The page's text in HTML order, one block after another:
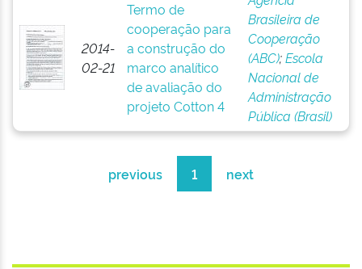
2014-
02-21
Termo de
cooperação para
a construção do
marco analítico
de avaliação do
projeto Cotton 4
Brasileira de
Cooperação
(ABC);Escola
Nacional de
Administração
Pública (Brasil)
previous 1 next